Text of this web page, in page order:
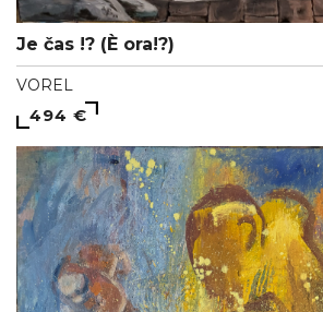
Je čas !? (È ora!?)
VOREL
494 €